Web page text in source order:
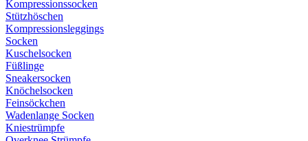
Kompressionssocken
Stützhöschen
Kompressionsleggings
Socken
Kuschelsocken
Füßlinge
Sneakersocken
Knöchelsocken
Feinsöckchen
Wadenlange Socken
Kniestrümpfe